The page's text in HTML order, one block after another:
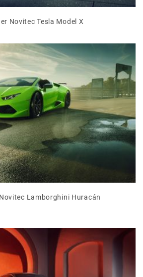
Novitec Tesla Model X
Lamborghini Huracán